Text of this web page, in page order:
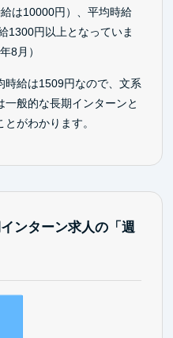
は10000円）、平均時給
1300円以上となっていま
8月）
時給は1509円なので、文系
般的な長期インターンと
がわかります。
ンターン求人の「週